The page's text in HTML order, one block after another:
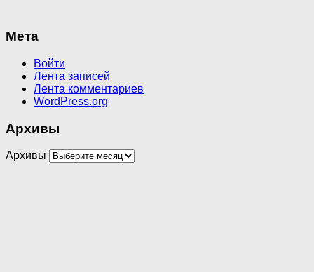
Мета
Войти
Лента записей
Лента комментариев
WordPress.org
Архивы
Архивы